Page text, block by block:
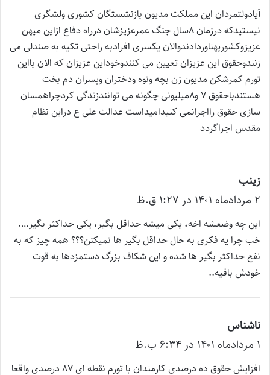
ت
:
آیادولتمردان این مملکت مدیون بازنشستگان کشوری ولشگری
نیستیدکه درزمان ۸سال جنگ عمرعزیزشان درراه دفاع ازاین میهن
عزیزوکشورپهناوردادندوالان یکسری افرادبه راحتی تکیه به صندلی می
زنندوحقوق این عزیزان تعیین می کنندوخوداین عزیزان که الان بااین
تورم کمرشکن مدیون زن بچه ونوه ودختران وپسران دم بخت
هستندباحقوق ۷ و۸میلیونی چگونه می توانندزندگی کردچراهمسان
سازی حقوق رااجرانمی کنیدامیداست عدالت علی ع دراین نظام
مقدس اجراگردد
زینب
ف
ت
:
۲ مرداد‌ماه ۱۴۰۱ در ۱:۲۷ ق.ظ
این چه وضعشه اخه، یکی میشه حداقل بگیر، یکی حداکثر بگیر….
خب چرا یه فکری به حال حداقل بگیر ها نمیکنن؟؟؟ همه چیز که به
نفع حداکثر بگیر ها شده و این شکاف بزرگ دستمزدها به قوت
خودش باقیه..
ناشناس
ف
ت
۱ مرداد‌ماه ۱۴۰۱ در ۶:۳۴ ب.ظ
افزایش حقوق ده درصدی کارمندان با تورم نقطه ای 87 درصدی واقعا